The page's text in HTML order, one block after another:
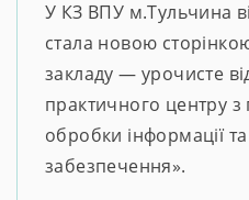
У КЗ ВПУ м.Тульчина
стала новою
закладу — урочисте
практичного центру з
обробки інформації
забезпечення».